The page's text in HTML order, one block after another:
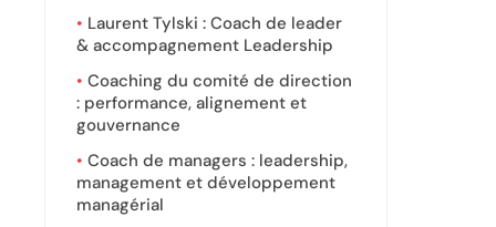
Laurent Tylski : Coach de leader
& accompagnement Leadership
Coaching du comité de direction
: performance, alignement et
gouvernance
Coach de managers : leadership,
management et développement
managérial